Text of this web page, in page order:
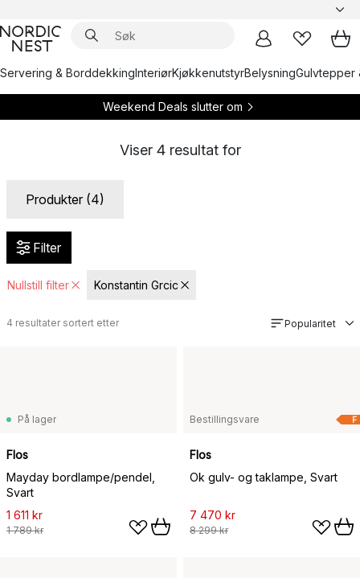
Servering & BorddekkingInteriørKjøkkenutstyrBelysningGulvtepper
Weekend Deals slutter om
Viser 4resultat for
Produkter (4)
Filter
Nullstill filter Konstantin Grcic
4 resultater sortert etter Popularitet
På lager
Flos
Mayday bordlampe/pendel,
Svart
1 611 kr
1 789 kr
F
Bestillingsvare
Flos
Ok gulv- og taklampe, Svart
7 470 kr
8 299 kr